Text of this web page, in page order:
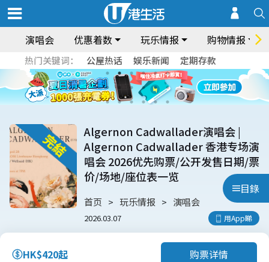
演唱会 优惠着数 玩乐情报 购物情报
热门关键词： 公屋热话 娱乐新闻 定期存款
目錄
Algernon Cadwallader演唱会 |
Algernon Cadwallader 香港专场演
唱会 2026优先购票/公开发售日期/票
价/场地/座位表一览
首页 玩乐情报 演唱会
2026.03.07 用App睇
HK$420起 购票详情